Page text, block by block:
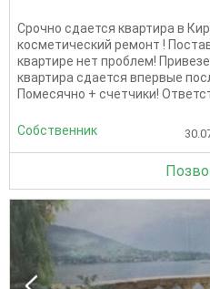
Срочно сдается квартира в
косметический ремонт !
квартире нет проблем!
квартира сдается впервые
Помесячно + счетчики!
Собственник